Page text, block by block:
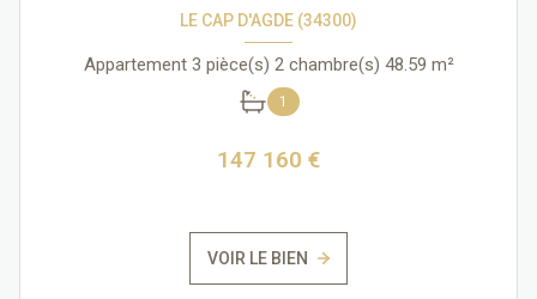
LE CAP D'AGDE (34300)
Appartement 3 pièce(s) 2 chambre(s) 48.59 m²
1
147 160 €
VOIR LE BIEN